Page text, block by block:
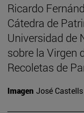
Ricardo
Cátedra de
Universidad de
sobre la Virgen
Recoletas de
Imagen José Castells